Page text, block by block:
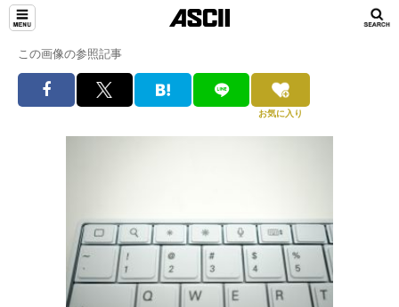
この画像の参照記事
お気に入り